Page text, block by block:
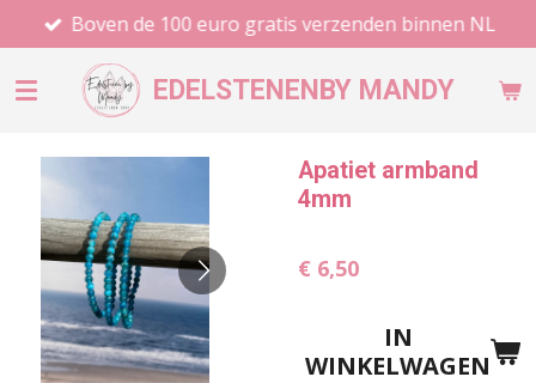
direct
naar
EDELSTENENBY MANDY
Boven de 100 euro gratis verzenden binnen NL
Apatiet armband
4mm
€ 6,50
IN
WINKELWAGEN